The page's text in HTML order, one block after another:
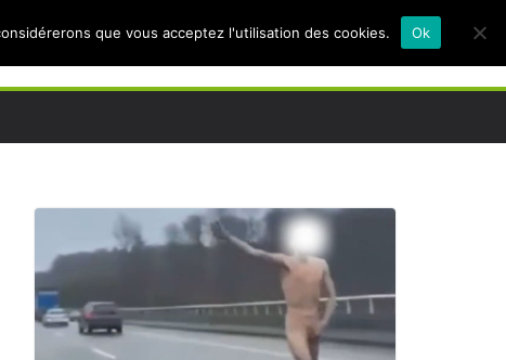
que vous acceptez l'utilisation des cookies. Ok